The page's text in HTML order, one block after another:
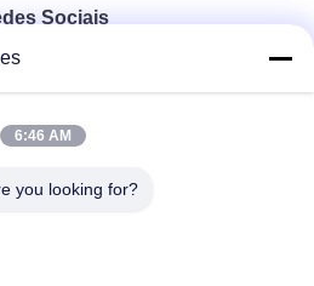
Sociais
rápido
6:46 AM
you looking for?